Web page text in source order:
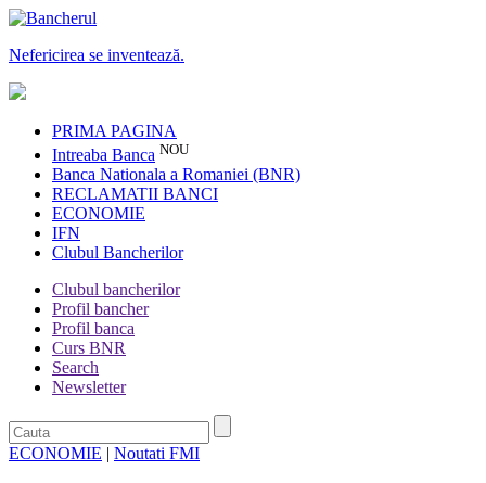
Nefericirea se inventează.
PRIMA PAGINA
Intreaba Banca NOU
Banca Nationala a Romaniei (BNR)
RECLAMATII BANCI
ECONOMIE
IFN
Clubul Bancherilor
Clubul bancherilor
Profil bancher
Profil banca
Curs BNR
Search
Newsletter
ECONOMIE | Noutati FMI